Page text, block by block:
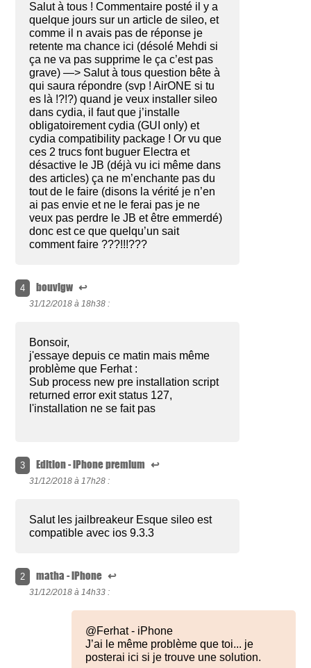
Salut à tous ! Commentaire posté il y a
quelque jours sur un article de sileo, et
comme il n avais pas de réponse je
retente ma chance ici (désolé Mehdi si
ça ne va pas supprime le ça c’est pas
grave) —> Salut à tous question bête à
qui saura répondre (svp ! AirONE si tu
es là !?!?) quand je veux installer sileo
dans cydia, il faut que j’installe
obligatoirement cydia (GUI only) et
cydia compatibility package ! Or vu que
ces 2 trucs font buguer Electra et
désactive le JB (déjà vu ici même dans
des articles) ça ne m’enchante pas du
tout de le faire (disons la vérité je n’en
ai pas envie et ne le ferai pas je ne
veux pas perdre le JB et être emmerdé)
donc est ce que quelqu’un sait
comment faire ???!!!???
4 bouvigw ↩
31/12/2018 à 18h38 :
Bonsoir,
j'essaye depuis ce matin mais même
problème que Ferhat :
Sub process new pre installation script
returned error exit status 127,
l'installation ne se fait pas
3 Edition - iPhone premium ↩
31/12/2018 à 17h28 :
Salut les jailbreakeur Esque sileo est
compatible avec ios 9.3.3
2 matha - iPhone ↩
31/12/2018 à 14h33 :
@Ferhat - iPhone
J’ai le même problème que toi... je
posterai ici si je trouve une solution.